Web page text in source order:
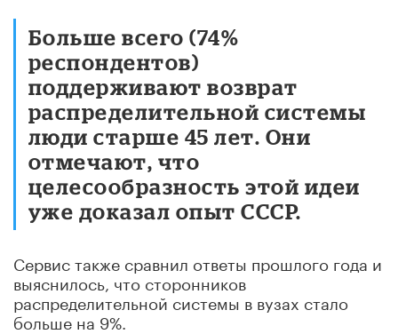
Больше всего (74%
респондентов)
поддерживают возврат
распределительной системы
люди старше 45 лет. Они
отмечают, что
целесообразность этой идеи
уже доказал опыт СССР.
Сервис также сравнил ответы прошлого года и
выяснилось, что сторонников
распределительной системы в вузах стало
больше на 9%.